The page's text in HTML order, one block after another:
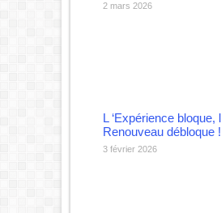
2 mars 2026
L ‘Expérience bloque,
Renouveau débloque !
3 février 2026